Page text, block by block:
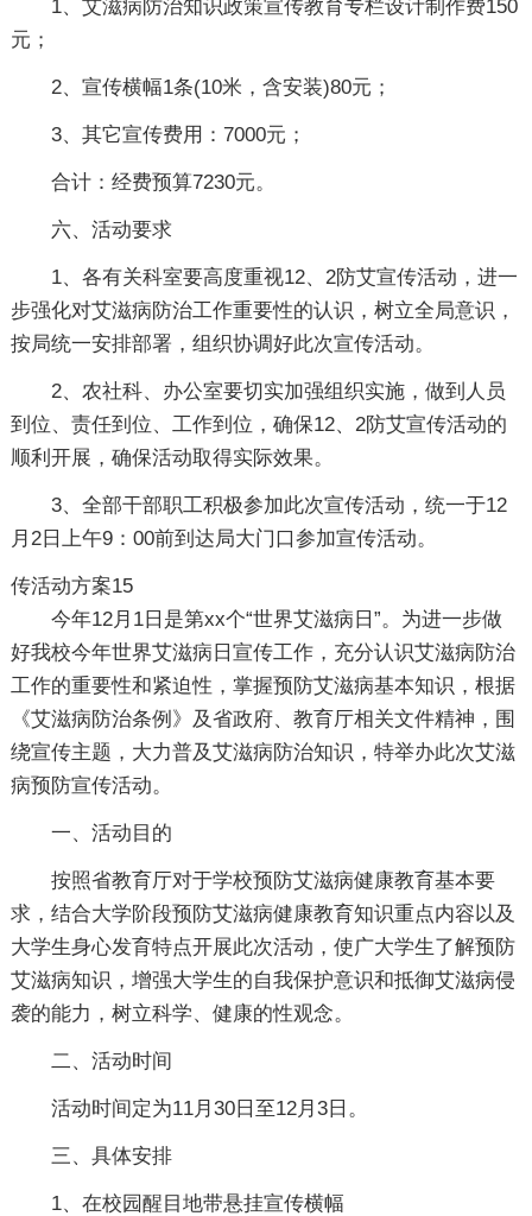
1、艾滋病防治知识政策宣传教育专栏设计制作费150
元；
2、宣传横幅1条(10米，含安装)80元；
3、其它宣传费用：7000元；
合计：经费预算7230元。
六、活动要求
1、各有关科室要高度重视12、2防艾宣传活动，进一
步强化对艾滋病防治工作重要性的认识，树立全局意识，
按局统一安排部署，组织协调好此次宣传活动。
2、农社科、办公室要切实加强组织实施，做到人员
到位、责任到位、工作到位，确保12、2防艾宣传活动的
顺利开展，确保活动取得实际效果。
3、全部干部职工积极参加此次宣传活动，统一于12
月2日上午9：00前到达局大门口参加宣传活动。
传活动方案15
今年12月1日是第xx个“世界艾滋病日”。为进一步做
好我校今年世界艾滋病日宣传工作，充分认识艾滋病防治
工作的重要性和紧迫性，掌握预防艾滋病基本知识，根据
《艾滋病防治条例》及省政府、教育厅相关文件精神，围
绕宣传主题，大力普及艾滋病防治知识，特举办此次艾滋
病预防宣传活动。
一、活动目的
按照省教育厅对于学校预防艾滋病健康教育基本要
求，结合大学阶段预防艾滋病健康教育知识重点内容以及
大学生身心发育特点开展此次活动，使广大学生了解预防
艾滋病知识，增强大学生的自我保护意识和抵御艾滋病侵
袭的能力，树立科学、健康的性观念。
二、活动时间
活动时间定为11月30日至12月3日。
三、具体安排
1、在校园醒目地带悬挂宣传横幅